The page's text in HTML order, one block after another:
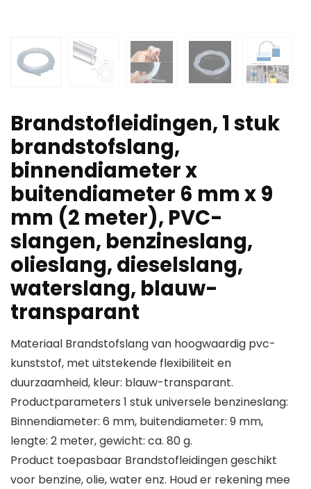
Brandstofleidingen, 1 stuk
brandstofslang,
binnendiameter x
buitendiameter 6 mm x 9
mm (2 meter), PVC-
slangen, benzineslang,
olieslang, dieselslang,
waterslang, blauw-
transparant
Materiaal Brandstofslang van hoogwaardig pvc-
kunststof, met uitstekende flexibiliteit en
duurzaamheid, kleur: blauw-transparant.
Productparameters 1 stuk universele benzineslang:
Binnendiameter: 6 mm, buitendiameter: 9 mm,
lengte: 2 meter, gewicht: ca. 80 g.
Product toepasbaar Brandstofleidingen geschikt
voor benzine, olie, water enz. Houd er rekening mee